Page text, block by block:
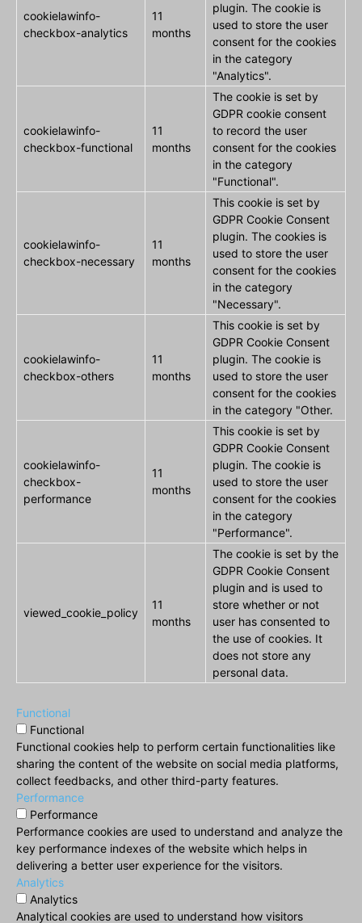
cookielawinfo-
checkbox-analytics
11
months
plugin. The cookie is
used to store the user
consent for the cookies
in the category
"Analytics".
cookielawinfo-
checkbox-functional
11
months
The cookie is set by
GDPR cookie consent
to record the user
consent for the cookies
in the category
"Functional".
cookielawinfo-
checkbox-necessary
11
months
This cookie is set by
GDPR Cookie Consent
plugin. The cookies is
used to store the user
consent for the cookies
in the category
"Necessary".
cookielawinfo-
checkbox-others
11
months
This cookie is set by
GDPR Cookie Consent
plugin. The cookie is
used to store the user
consent for the cookies
in the category "Other.
cookielawinfo-
checkbox-
performance
11
months
This cookie is set by
GDPR Cookie Consent
plugin. The cookie is
used to store the user
consent for the cookies
in the category
"Performance".
viewed_cookie_policy
11
months
The cookie is set by the
GDPR Cookie Consent
plugin and is used to
store whether or not
user has consented to
the use of cookies. It
does not store any
personal data.
Functional
Functional
Functional cookies help to perform certain functionalities like
sharing the content of the website on social media platforms,
collect feedbacks, and other third-party features.
Performance
Performance
Performance cookies are used to understand and analyze the
key performance indexes of the website which helps in
delivering a better user experience for the visitors.
Analytics
Analytics
Analytical cookies are used to understand how visitors